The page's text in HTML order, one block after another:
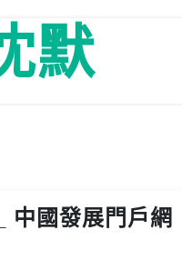
默
中國發展門戶網